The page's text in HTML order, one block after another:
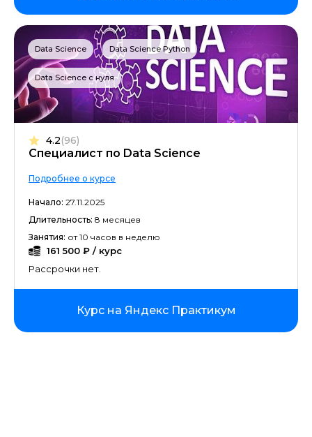
Data Science Data Science Python
Data Science с нуля
Специалист по Data Science
4.2(96)
Подробнее о курсе
Начало: 27.11.2025
Длительность: 8 месяцев
Занятия: от 10 часов в неделю
161 500 ₽ / курс
Рассрочки нет.
Курс на Яндекс Практикум